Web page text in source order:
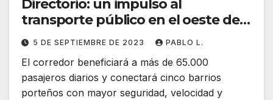
Directorio: un impulso al
transporte público en el oeste de
la Ciudad
5 DE SEPTIEMBRE DE 2023 PABLO L.
El corredor beneficiará a más de 65.000
pasajeros diarios y conectará cinco barrios
porteños con mayor seguridad, velocidad y